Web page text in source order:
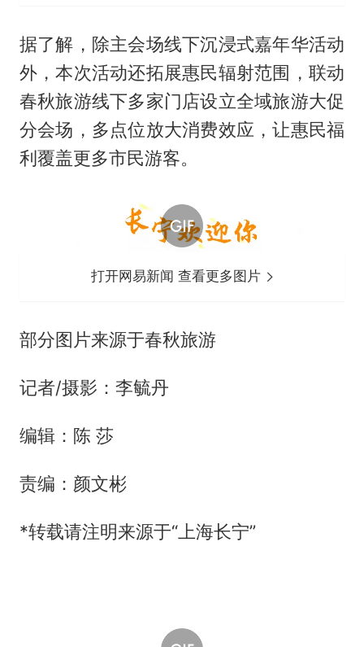
据了解，除主会场线下沉浸式嘉年华活动
外，本次活动还拓展惠民辐射范围，联动
春秋旅游线下多家门店设立全域旅游大促
分会场，多点位放大消费效应，让惠民福
利覆盖更多市民游客。
打开网易新闻 查看更多图片
部分图片来源于春秋旅游
记者/摄影：李毓丹
编辑：陈 莎
责编：颜文彬
*转载请注明来源于“上海长宁”